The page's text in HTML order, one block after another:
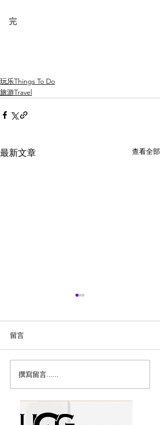
完
玩乐Things To Do
旅游Travel
最新文章 查看全部
密西沙加香港節8月15至16
日載譽歸來免費禮品、地
道美食、全新電影專區、
兒童遊樂區及世港盃賽
留言
撰寫留言......